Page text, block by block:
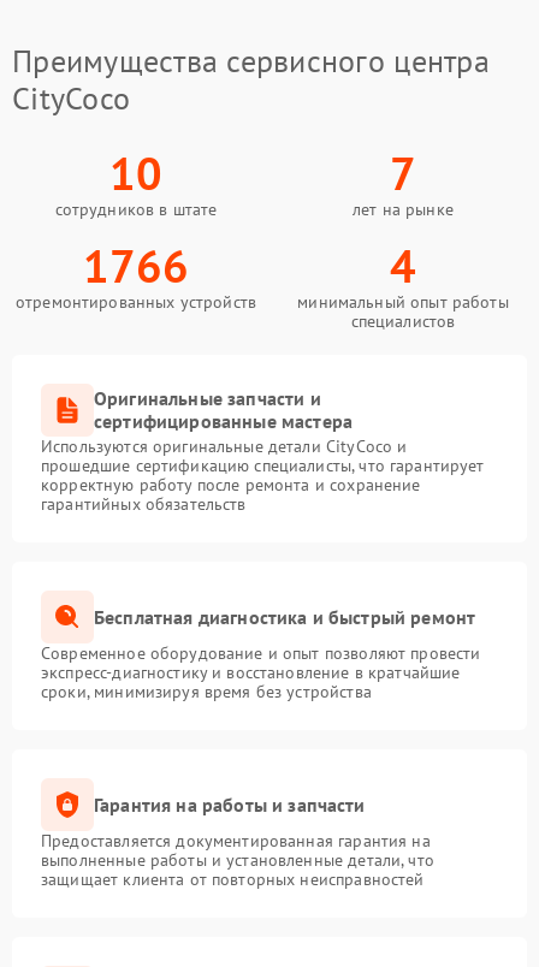
Преимущества сервисного центра
CityCoco
10
сотрудников в штате
7
лет на рынке
1766
отремонтированных устройств
4
минимальный опыт работы
специалистов
Оригинальные запчасти и
сертифицированные мастера
Используются оригинальные детали CityCoco и
прошедшие сертификацию специалисты, что гарантирует
корректную работу после ремонта и сохранение
гарантийных обязательств
Бесплатная диагностика и быстрый ремонт
Современное оборудование и опыт позволяют провести
экспресс-диагностику и восстановление в кратчайшие
сроки, минимизируя время без устройства
Гарантия на работы и запчасти
Предоставляется документированная гарантия на
выполненные работы и установленные детали, что
защищает клиента от повторных неисправностей